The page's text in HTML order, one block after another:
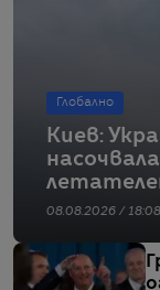
Глобално
Киев:
08.08.2026 / 18:08